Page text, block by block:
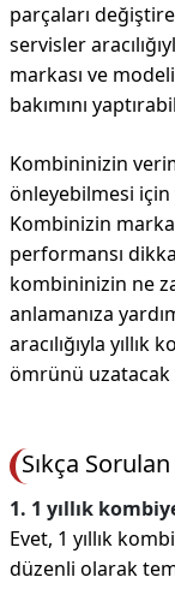
parçaları
servisler
markası ve
bakımını
Kombininizin
önleyebilmesi için
Kombinizin
performansı
kombininizin ne
anlamanıza
aracılığıyla yıllık
ömrünü uzatacak
Sıkça
1. 1 yıllık
Evet, 1 yıllık
düzenli olarak